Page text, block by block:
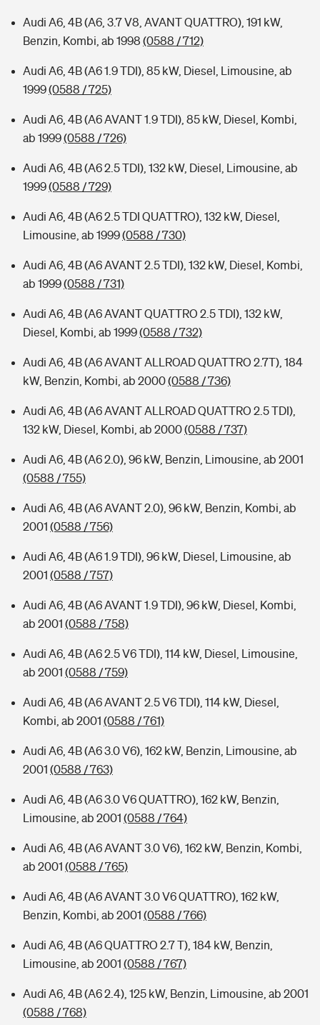
Audi A6, 4B (A6, 3.7 V8, AVANT QUATTRO), 191 kW,
Benzin, Kombi, ab 1998 (0588 / 712)
Audi A6, 4B (A6 1.9 TDI), 85 kW, Diesel, Limousine, ab
1999(0588 / 725)
Audi A6, 4B (A6 AVANT 1.9 TDI), 85 kW, Diesel, Kombi,
ab 1999(0588 / 726)
Audi A6, 4B (A6 2.5 TDI), 132 kW, Diesel, Limousine, ab
1999(0588 / 729)
Audi A6, 4B (A6 2.5 TDI QUATTRO), 132 kW, Diesel,
Limousine, ab 1999(0588 / 730)
Audi A6, 4B (A6 AVANT 2.5 TDI), 132 kW, Diesel, Kombi,
ab 1999(0588 / 731)
Audi A6, 4B (A6 AVANT QUATTRO 2.5 TDI), 132 kW,
Diesel, Kombi, ab 1999(0588 / 732)
Audi A6, 4B (A6 AVANT ALLROAD QUATTRO 2.7T), 184
kW, Benzin, Kombi, ab 2000(0588 / 736)
Audi A6, 4B (A6 AVANT ALLROAD QUATTRO 2.5 TDI),
132 kW, Diesel, Kombi, ab 2000(0588 / 737)
Audi A6, 4B (A6 2.0), 96 kW, Benzin, Limousine, ab 2001
(0588 / 755)
Audi A6, 4B (A6 AVANT 2.0), 96 kW, Benzin, Kombi, ab
2001 (0588 / 756)
Audi A6, 4B (A6 1.9 TDI), 96 kW, Diesel, Limousine, ab
2001 (0588 / 757)
Audi A6, 4B (A6 AVANT 1.9 TDI), 96 kW, Diesel, Kombi,
ab 2001 (0588 / 758)
Audi A6, 4B (A6 2.5 V6 TDI), 114 kW, Diesel, Limousine,
ab 2001 (0588 / 759)
Audi A6, 4B (A6 AVANT 2.5 V6 TDI), 114 kW, Diesel,
Kombi, ab 2001 (0588 / 761)
Audi A6, 4B (A6 3.0 V6), 162 kW, Benzin, Limousine, ab
2001 (0588 / 763)
Audi A6, 4B (A6 3.0 V6 QUATTRO), 162 kW, Benzin,
Limousine, ab 2001 (0588 / 764)
Audi A6, 4B (A6 AVANT 3.0 V6), 162 kW, Benzin, Kombi,
ab 2001 (0588 / 765)
Audi A6, 4B (A6 AVANT 3.0 V6 QUATTRO), 162 kW,
Benzin, Kombi, ab 2001 (0588 / 766)
Audi A6, 4B (A6 QUATTRO 2.7 T), 184 kW, Benzin,
Limousine, ab 2001 (0588 / 767)
Audi A6, 4B (A6 2.4), 125 kW, Benzin, Limousine, ab 2001
(0588 / 768)